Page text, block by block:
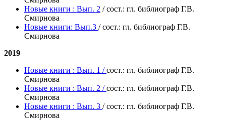
Новые книги : Вып. 2 / сост.: гл. библиограф Г.В.
Смирнова
Новые книги: Вып.3 / сост.: гл. библиограф Г.В.
Смирнова
2019
Новые книги : Вып. 1 /сост.: гл. библиограф Г.В.
Смирнова
Новые книги : Вып. 2 /сост.: гл. библиограф Г.В.
Смирнова
Новые книги : Вып. 3 / сост.: гл. библиограф Г.В.
Смирнова